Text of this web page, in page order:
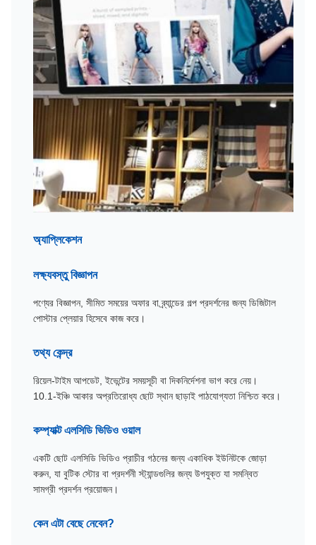
অ্যাপ্লিকেশন
লক্ষ্যবস্তু বিজ্ঞাপন
পণ্যের বিজ্ঞাপন, সীমিত সময়ের অফার বা ব্র্যান্ডের গল্প প্রদর্শনের জন্য ডিজিটাল
পোস্টার প্লেয়ার হিসেবে কাজ করে।
তথ্য কেন্দ্র
রিয়েল-টাইম আপডেট, ইভেন্টের সময়সূচী বা দিকনির্দেশনা ভাগ করে নেয়।
10.1-ইঞ্চি আকার অপ্রতিরোধ্য ছোট স্থান ছাড়াই পাঠযোগ্যতা নিশ্চিত করে।
কম্প্যাক্ট এলসিডি ভিডিও ওয়াল
একটি ছোট এলসিডি ভিডিও প্রাচীর গঠনের জন্য একাধিক ইউনিটকে জোড়া
করুন, যা বুটিক স্টোর বা প্রদর্শনী স্ট্যান্ডগুলির জন্য উপযুক্ত যা সমন্বিত
সামগ্রী প্রদর্শন প্রয়োজন।
কেন এটা বেছে নেবেন?